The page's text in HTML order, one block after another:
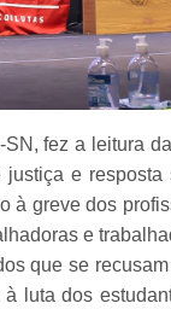
fez a leitura
e
à greve dos
e
que se
luta dos